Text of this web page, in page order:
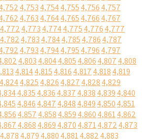
4,7534,7544,7554,7564,757
4,7634,7644,7654,7664,767
4,7724,7734,7744,7754,7764,777
4,7824,7834,7844,7854,7864,787
4,7934,7944,7954,7964,797
4,8034,8044,8054,8064,8074,808
4,8144,8154,8164,8174,8184,819
4,8244,8254,8264,8274,8284,829
4,8354,8364,8374,8384,8394,840
4,8464,8474,8484,8494,8504,851
4,8574,8584,8594,8604,8614,862
4,8684,8694,8704,8714,8724,873
4,8784,8794,8804,8814,8824,883